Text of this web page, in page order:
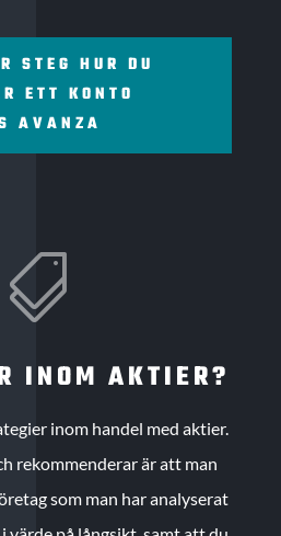
STEG HUR DU
ETT KONTO
AVANZA

INOM AKTIER?
inom handel med aktier.
rekommenderar är att man
som man har analyserat